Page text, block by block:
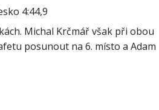
Michal Krčmář však při obou
posunout na 6. místo a Adam